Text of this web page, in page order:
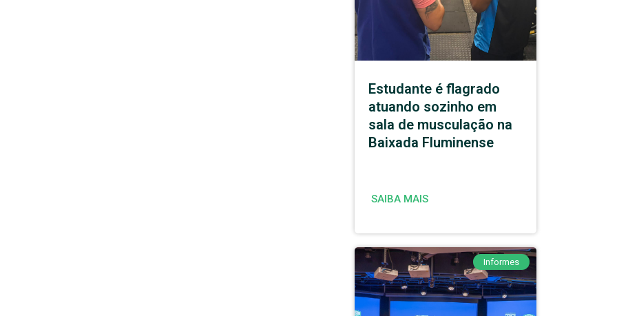
Estudante é flagrado
atuando sozinho em
sala de musculação na
Baixada Fluminense
SAIBA MAIS
Informes